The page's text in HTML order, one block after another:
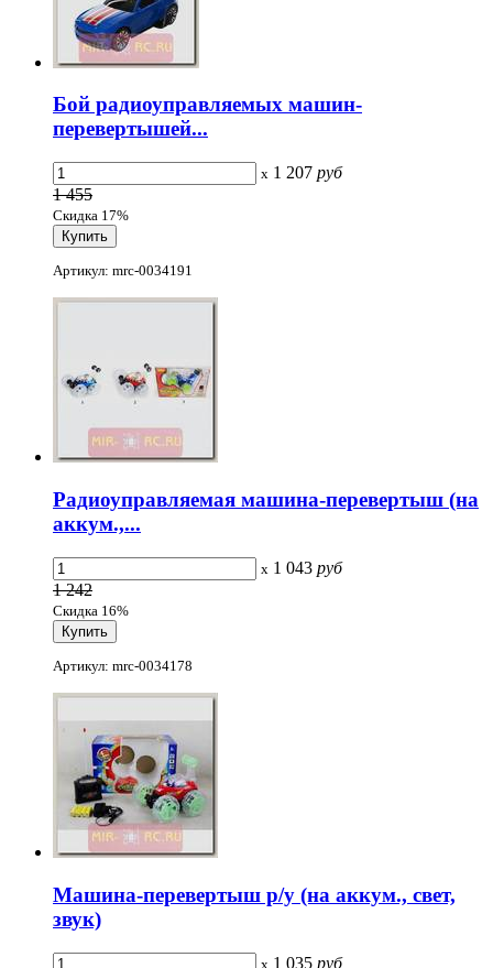
Бой радиоуправляемых машин-
перевертышей...
x 1 207 руб
1 455
Скидка 17%
Артикул: mrc-0034191
Радиоуправляемая машина-перевертыш (на
аккум.,...
x 1 043 руб
1 242
Скидка 16%
Артикул: mrc-0034178
Машина-перевертыш р/у (на аккум., свет,
звук)
x 1 035 руб